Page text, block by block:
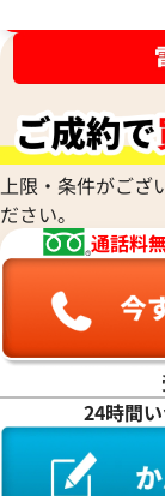
トバッグ M93769
41,000円
2025年6月3日時点
上限・条件がござ
ださい。
通話料
24時間